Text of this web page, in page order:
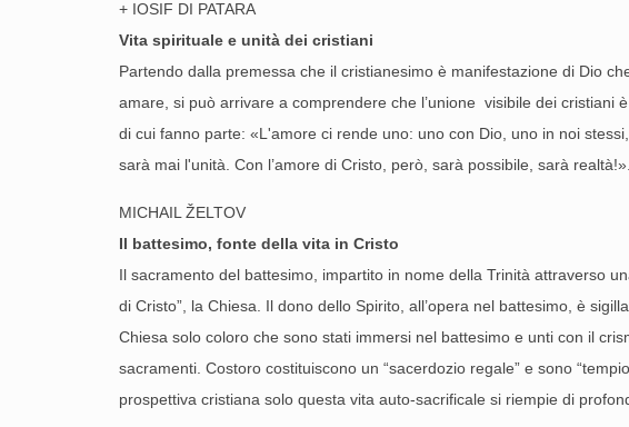
+ IOSIF DI PATARA
Vita spirituale e unità dei cristiani
Partendo dalla premessa che il cristianesimo è manifestazione di Dio
amare, si può arrivare a comprendere che l’unione visibile dei
di cui fanno parte: «L'amore ci rende uno: uno con Dio, uno in noi
sarà mai l'unità. Con l’amore di Cristo, però, sarà possibile, sarà realtà!».
MICHAIL ŽELTOV
Il battesimo, fonte della vita in Cristo
Il sacramento del battesimo, impartito in nome della Trinità attraverso
di Cristo”, la Chiesa. Il dono dello Spirito, all’opera nel battesimo, è
Chiesa solo coloro che sono stati immersi nel battesimo e unti con il
sacramenti. Costoro costituiscono un “sacerdozio regale” e sono
prospettiva cristiana solo questa vita auto-sacrificale si riempie di